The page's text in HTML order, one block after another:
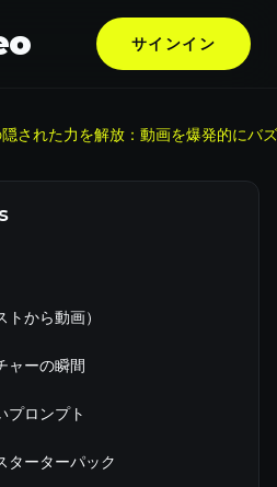
サインイン
された力を解放：動画を爆発的にバ
から動画）
ャーの瞬間
プロンプト
ターターパック